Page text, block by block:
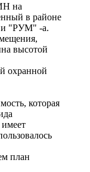
на
в районе
и "РУМ" -а.
высотой
охранной
которая
имеет
план